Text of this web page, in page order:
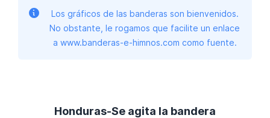
Los gráficos de las banderas son bienvenidos.
No obstante, le rogamos que facilite un enlace
a www.banderas-e-himnos.com como fuente.
Honduras-Se agita la bandera